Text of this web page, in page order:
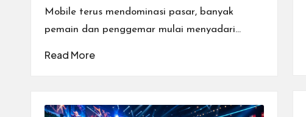
Mobile terus mendominasi pasar, banyak
pemain dan penggemar mulai menyadari…
Read More